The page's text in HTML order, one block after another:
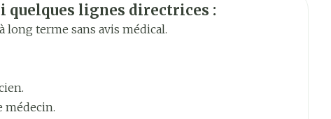
quelques lignes directrices :
terme sans avis médical.
médecin.